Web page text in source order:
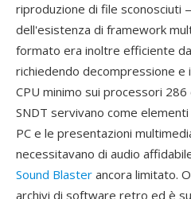
riproduzione di file sconosciuti
dell'esistenza di framework
formato era inoltre efficiente
richiedendo decompressione e
CPU minimo sui processori
SNDT servivano come
PC e le presentazioni
necessitavano di audio
Sound Blaster ancora limitato.
archivi di software retro ed è